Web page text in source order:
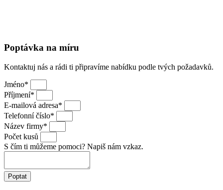
Poptávka na míru
Kontaktuj nás a rádi ti připravíme nabídku podle tvých požadavků.
Jméno*
Příjmení*
E-mailová adresa*
Telefonní číslo*
Název firmy*
Počet kusů
S čím ti můžeme pomoci? Napiš nám vzkaz.
Poptat